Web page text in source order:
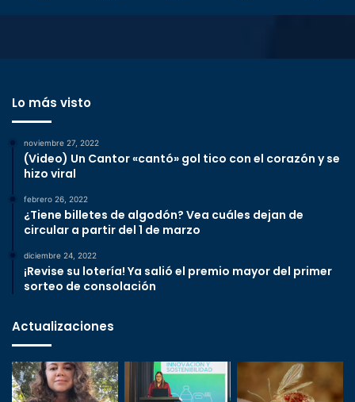
Lo más visto
noviembre 27, 2022
(Video) Un Cantor «cantó» gol tico con el corazón y se
hizo viral
febrero 26, 2022
¿Tiene billetes de algodón? Vea cuáles dejan de
circular a partir del 1 de marzo
diciembre 24, 2022
¡Revise su lotería! Ya salió el premio mayor del primer
sorteo de consolación
Actualizaciones